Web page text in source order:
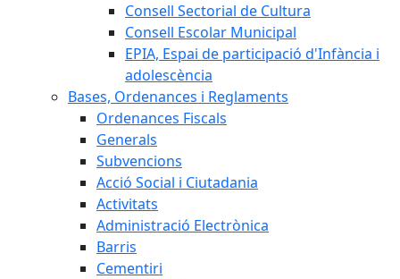
Consell Sectorial de Cultura
Consell Escolar Municipal
EPIA, Espai de participació d'Infància i
adolescència
Bases, Ordenances i Reglaments
Ordenances Fiscals
Generals
Subvencions
Acció Social i Ciutadania
Activitats
Administració Electrònica
Barris
Cementiri